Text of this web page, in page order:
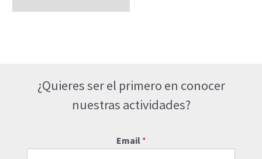
¿Quieres ser el primero en conocer
nuestras actividades?
Email *